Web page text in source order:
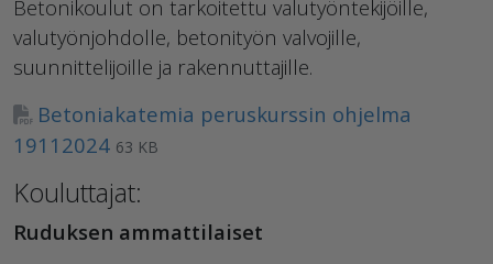
Betonikoulut on tarkoitettu valutyöntekijöille,
valutyönjohdolle, betonityön valvojille,
suunnittelijoille ja rakennuttajille.
Betoniakatemia peruskurssin ohjelma
19112024 63 KB
Kouluttajat:
Ruduksen ammattilaiset